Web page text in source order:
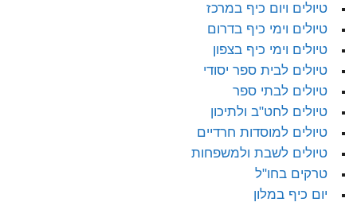
טיולים ויום כיף במרכז
טיולים וימי כיף בדרום
טיולים וימי כיף בצפון
טיולים לבית ספר יסודי
טיולים לבתי ספר
טיולים לחט"ב ולתיכון
טיולים למוסדות חרדיים
טיולים לשבת ולמשפחות
טרקים בחו"ל
יום כיף במלון